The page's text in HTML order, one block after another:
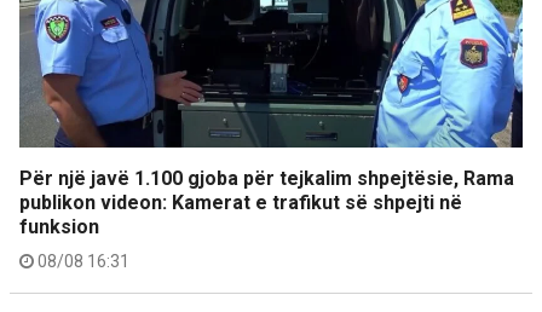
Për një javë 1.100 gjoba për tejkalim shpejtësie, Rama
publikon videon: Kamerat e trafikut së shpejti në
funksion
08/08 16:31